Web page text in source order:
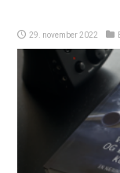
29. november 2022